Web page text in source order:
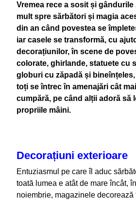
Vremea rece a sosit și gândurile
mult spre sărbători și magia
din an când povestea se
iar casele se transformă, cu
decorațiunilor, în scene de
colorate, ghirlande, statuete cu
globuri cu zăpadă și
toți se întrec în amenajări cât
cumpără, pe când alții adoră să
propriile mâini.
Decorațiuni exterioare
Entuziasmul pe care îl aduc
toată lumea e atât de mare încât,
noiembrie, magazinele decorează